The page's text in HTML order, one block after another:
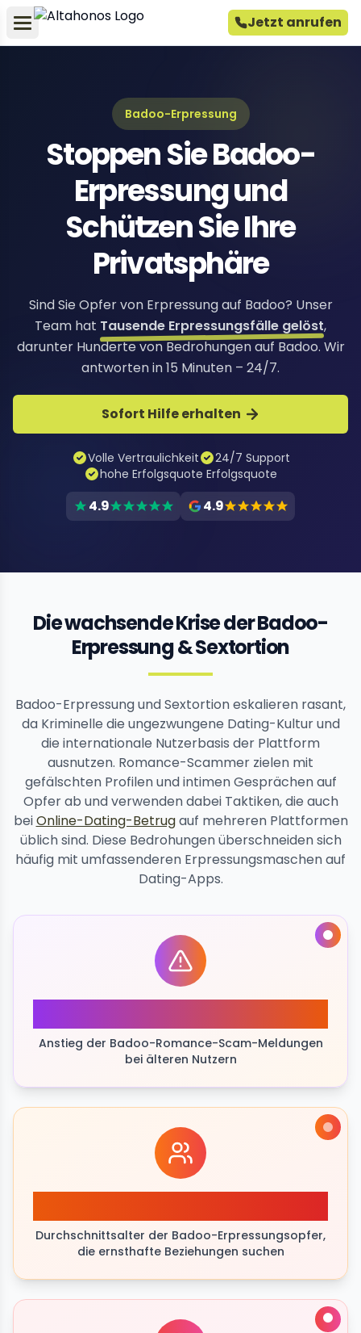
Jetzt anrufen
Badoo-Erpressung
Stoppen Sie Badoo-
Erpressung und
Schützen Sie Ihre
Privatsphäre
Sind Sie Opfer von Erpressung auf Badoo? Unser
Team hat Tausende Erpressungsfälle gelöst,
darunter Hunderte von Bedrohungen auf Badoo. Wir
antworten in 15 Minuten – 24/7.
Sofort Hilfe erhalten
Volle Vertraulichkeit
24/7 Support
hohe Erfolgsquote Erfolgsquote
4.9 4.9
Die wachsende Krise der Badoo-
Erpressung & Sextortion
Badoo-Erpressung und Sextortion eskalieren rasant,
da Kriminelle die ungezwungene Dating-Kultur und
die internationale Nutzerbasis der Plattform
ausnutzen. Romance-Scammer zielen mit
gefälschten Profilen und intimen Gesprächen auf
Opfer ab und verwenden dabei Taktiken, die auch
beiOnline-Dating-Betrugauf mehreren Plattformen
üblich sind. Diese Bedrohungen überschneiden sich
häufig mit umfassenderen Erpressungsmaschen auf
Dating-Apps.
Anstieg der Badoo-Romance-Scam-Meldungen
bei älteren Nutzern
Durchschnittsalter der Badoo-Erpressungsopfer,
die ernsthafte Beziehungen suchen